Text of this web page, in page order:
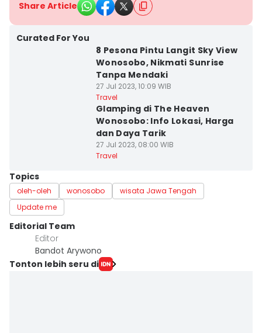
Share Article
Curated For You
8 Pesona Pintu Langit Sky View
Wonosobo, Nikmati Sunrise
Tanpa Mendaki
27 Jul 2023, 10:09 WIB
Travel
Glamping di The Heaven
Wonosobo: Info Lokasi, Harga
dan Daya Tarik
27 Jul 2023, 08:00 WIB
Travel
Topics
oleh-oleh wonosobo
wisata Jawa Tengah
Update me
Editorial Team
Editor
Bandot Arywono
Tonton lebih seru di